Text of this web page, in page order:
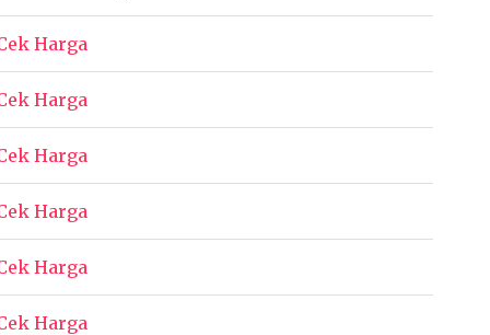
Harga
Harga
Harga
Harga
Harga
Harga